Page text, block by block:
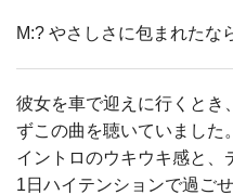
M:? やさしさに包まれたな
彼女を車で迎えに行くとき
ずこの曲を聴いていました。
イントロのウキウキ感と、
1日ハイテンションで過ご